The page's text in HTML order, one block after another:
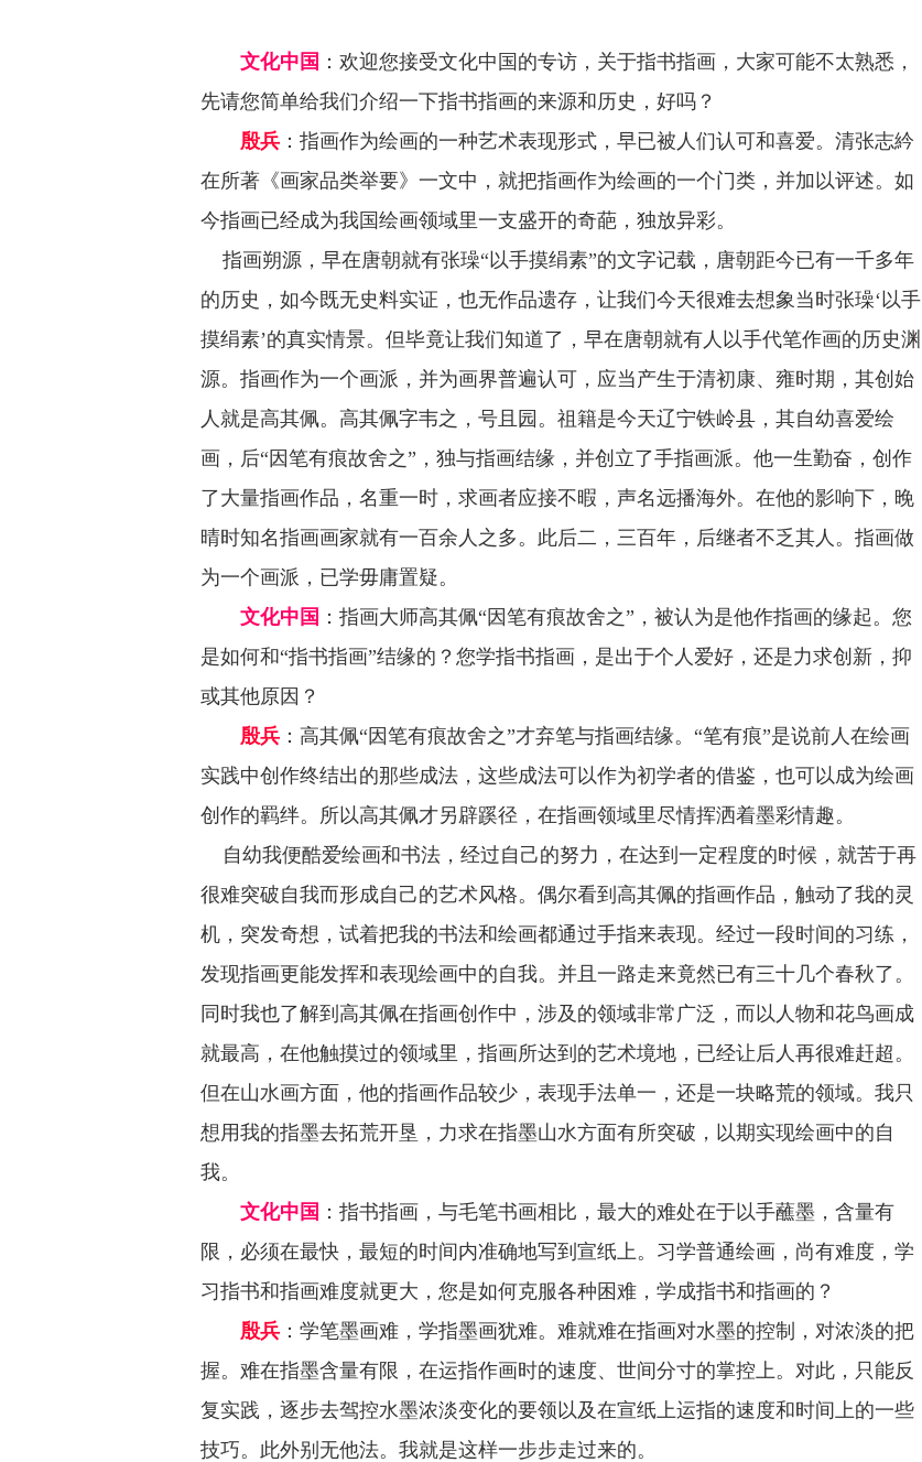
文化中国 ： 欢迎您接受文化中国的专访，关于指书指画，大家可能不太熟悉，
先请您简单给我们介绍一下指书指画的来源和历史，好吗？
殷兵 ：指画作为绘画的一种艺术表现形式，早已被人们认可和喜爱。清张志紟
在所著《画家品类举要》一文中，就把指画作为绘画的一个门类，并加以评述。如
今指画已经成为我国绘画领域里一支盛开的奇葩，独放异彩。
指画朔源，早在唐朝就有张璪“以手摸绢素”的文字记载，唐朝距今已有一千多年
的历史，如今既无史料实证，也无作品遗存，让我们今天很难去想象当时张璪‘以手
摸绢素’的真实情景。但毕竟让我们知道了，早在唐朝就有人以手代笔作画的历史渊
源。指画作为一个画派，并为画界普遍认可，应当产生于清初康、雍时期，其创始
人就是高其佩。高其佩字韦之，号且园。祖籍是今天辽宁铁岭县，其自幼喜爱绘
画，后“因笔有痕故舍之”，独与指画结缘，并创立了手指画派。他一生勤奋，创作
了大量指画作品，名重一时，求画者应接不暇，声名远播海外。在他的影响下，晚
晴时知名指画画家就有一百余人之多。此后二，三百年，后继者不乏其人。指画做
为一个画派，已学毋庸置疑。
文化中国 ： 指画大师高其佩“因笔有痕故舍之”，被认为是他作指画的缘起。您
是如何和“指书指画”结缘的？您学指书指画，是出于个人爱好，还是力求创新，抑
或其他原因？
殷兵 ：高其佩“因笔有痕故舍之”才弃笔与指画结缘。“笔有痕”是说前人在绘画
实践中创作终结出的那些成法，这些成法可以作为初学者的借鉴，也可以成为绘画
创作的羁绊。所以高其佩才另辟蹊径，在指画领域里尽情挥洒着墨彩情趣。
自幼我便酷爱绘画和书法，经过自己的努力，在达到一定程度的时候，就苦于再
很难突破自我而形成自己的艺术风格。偶尔看到高其佩的指画作品，触动了我的灵
机，突发奇想，试着把我的书法和绘画都通过手指来表现。经过一段时间的习练，
发现指画更能发挥和表现绘画中的自我。并且一路走来竟然已有三十几个春秋了。
同时我也了解到高其佩在指画创作中，涉及的领域非常广泛，而以人物和花鸟画成
就最高，在他触摸过的领域里，指画所达到的艺术境地，已经让后人再很难赶超。
但在山水画方面，他的指画作品较少，表现手法单一，还是一块略荒的领域。我只
想用我的指墨去拓荒开垦，力求在指墨山水方面有所突破，以期实现绘画中的自
我。
文化中国 ： 指书指画，与毛笔书画相比，最大的难处在于以手蘸墨，含量有
限，必须在最快，最短的时间内准确地写到宣纸上。习学普通绘画，尚有难度，学
习指书和指画难度就更大，您是如何克服各种困难，学成指书和指画的？
殷兵 ：学笔墨画难，学指墨画犹难。难就难在指画对水墨的控制，对浓淡的把
握。难在指墨含量有限，在运指作画时的速度、世间分寸的掌控上。对此，只能反
复实践，逐步去驾控水墨浓淡变化的要领以及在宣纸上运指的速度和时间上的一些
技巧。此外别无他法。我就是这样一步步走过来的。